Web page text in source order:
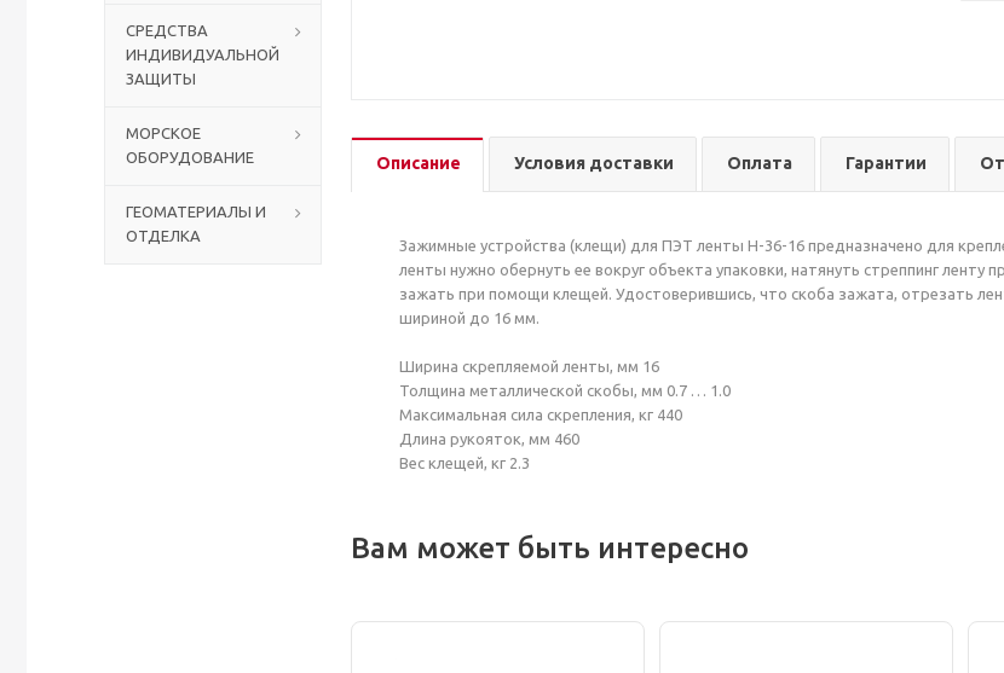
СРЕДСТВА
ИНДИВИДУАЛЬНОЙ
ЗАЩИТЫ
МОРСКОЕ
ОБОРУДОВАНИЕ
ГЕОМАТЕРИАЛЫ И
ОТДЕЛКА
Описание Условия доставки Оплата Гарантии
Зажимные устройства (клещи) для ПЭТ ленты Н-36-16 предназначено для
ленты нужно обернуть ее вокруг объекта упаковки, натянуть стреппинг
зажать при помощи клещей. Удостоверившись, что скоба зажата, отрезать
шириной до 16 мм.
Ширина скрепляемой ленты, мм 16
Толщина металлической скобы, мм 0.7 … 1.0
Максимальная сила скрепления, кг 440
Длина рукояток, мм 460
Вес клещей, кг 2.3
Вам может быть интересно
Столы с лавками
Биометрические терминалы
Аккумуляторы аккумуляторные батареи для ИБП